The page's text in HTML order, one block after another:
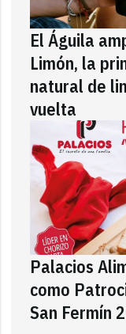
El Águila
Limón, la
natural de
vuelta
Palacios
como
San Fermín